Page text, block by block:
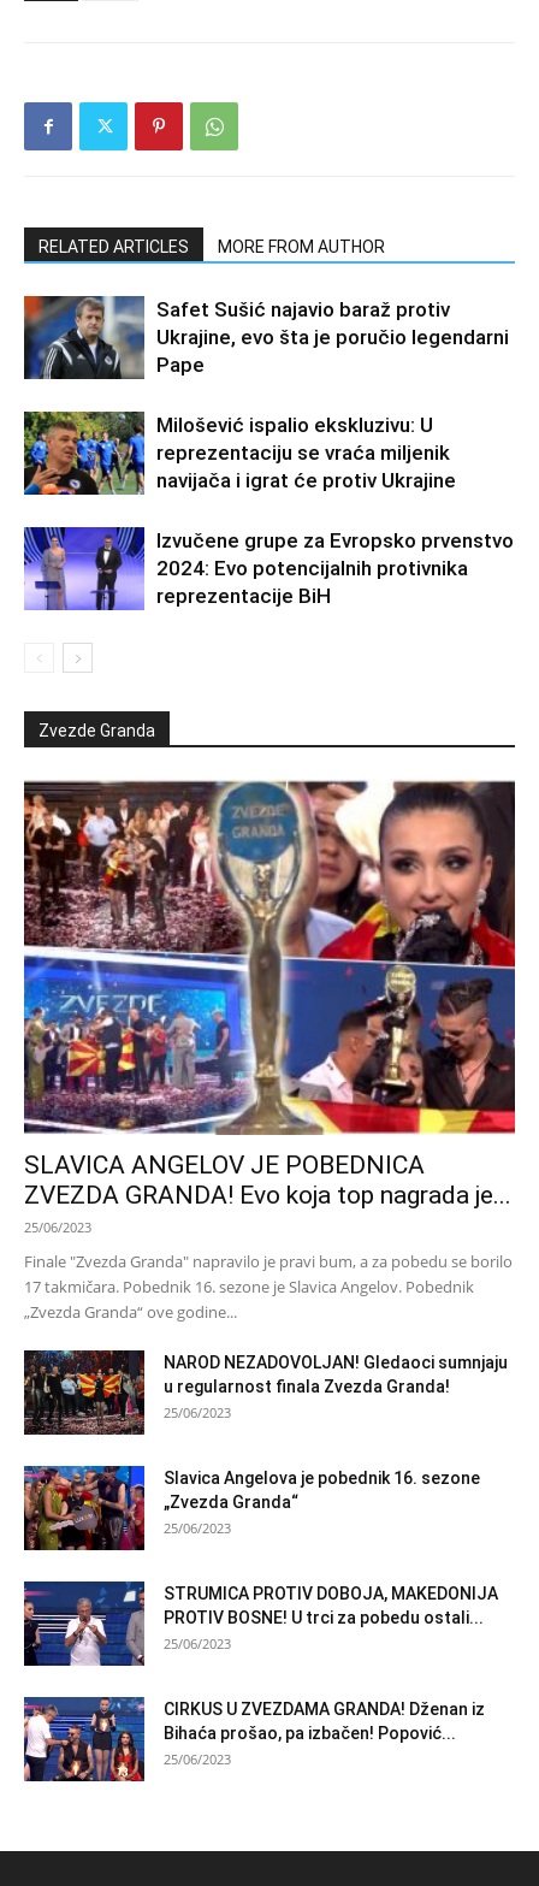
RELATED ARTICLES MORE FROM AUTHOR
Safet Sušić najavio baraž protiv
Ukrajine, evo šta je poručio legendarni
Pape
Milošević ispalio ekskluzivu: U
reprezentaciju se vraća miljenik
navijača i igrat će protiv Ukrajine
Izvučene grupe za Evropsko prvenstvo
2024: Evo potencijalnih protivnika
reprezentacije BiH
Zvezde Granda
SLAVICA ANGELOV JE POBEDNICA
ZVEZDA GRANDA! Evo koja top nagrada je...
25/06/2023
Finale "Zvezda Granda" napravilo je pravi bum, a za pobedu se borilo
17 takmičara. Pobednik 16. sezone je Slavica Angelov. Pobednik
„Zvezda Granda“ ove godine...
NAROD NEZADOVOLJAN! Gledaoci sumnjaju
u regularnost finala Zvezda Granda!
25/06/2023
Slavica Angelova je pobednik 16. sezone
„Zvezda Granda“
25/06/2023
STRUMICA PROTIV DOBOJA, MAKEDONIJA
PROTIV BOSNE! U trci za pobedu ostali...
25/06/2023
CIRKUS U ZVEZDAMA GRANDA! Dženan iz
Bihaća prošao, pa izbačen! Popović...
25/06/2023